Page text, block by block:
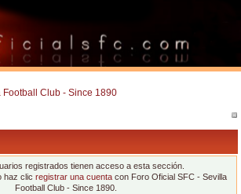
Football Club - Since 1890
registrados tienen acceso a esta sección.
haz clic registrar una cuentacon Foro Oficial SFC - Sevilla
Football Club - Since 1890.